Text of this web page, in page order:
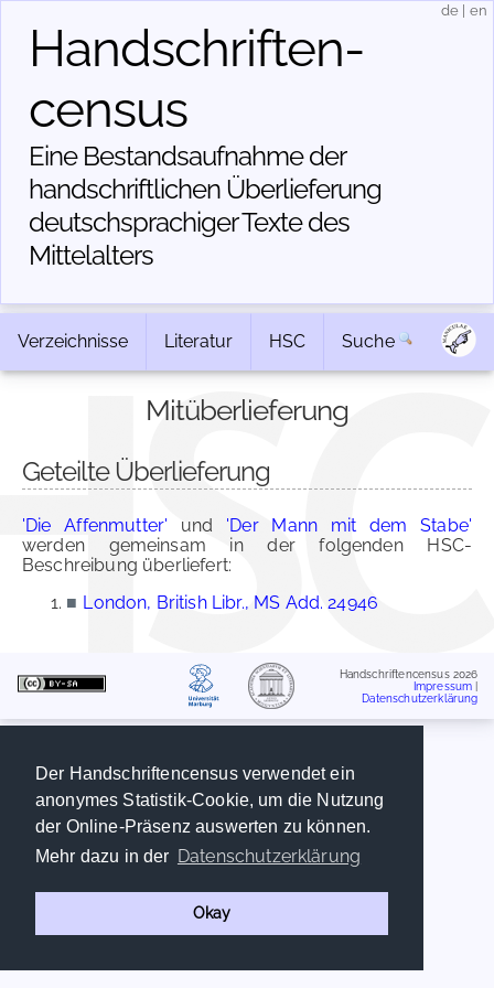
Der Handschriftencensus verwendet ein
anonymes Statistik-Cookie, um die Nutzung
der Online-Präsenz auswerten zu können.
Mehr dazu in der Datenschutzerklärung
Okay
Handschriften­
census
Eine Bestandsaufnahme der
handschriftlichen Über­lieferung
deutschsprachiger Texte des
Mittelalters
de en
Verzeichnisse Literatur HSC Suche
Mitüberlieferung
Geteilte Überlieferung
'Die Affenmutter' und 'Der Mann mit dem Stabe'
werden gemeinsam in der folgenden HSC-
Beschreibung überliefert:
■ London, British Libr., MS Add. 24946
Handschriftencensus 2026
Impressum
Datenschutzerklärung